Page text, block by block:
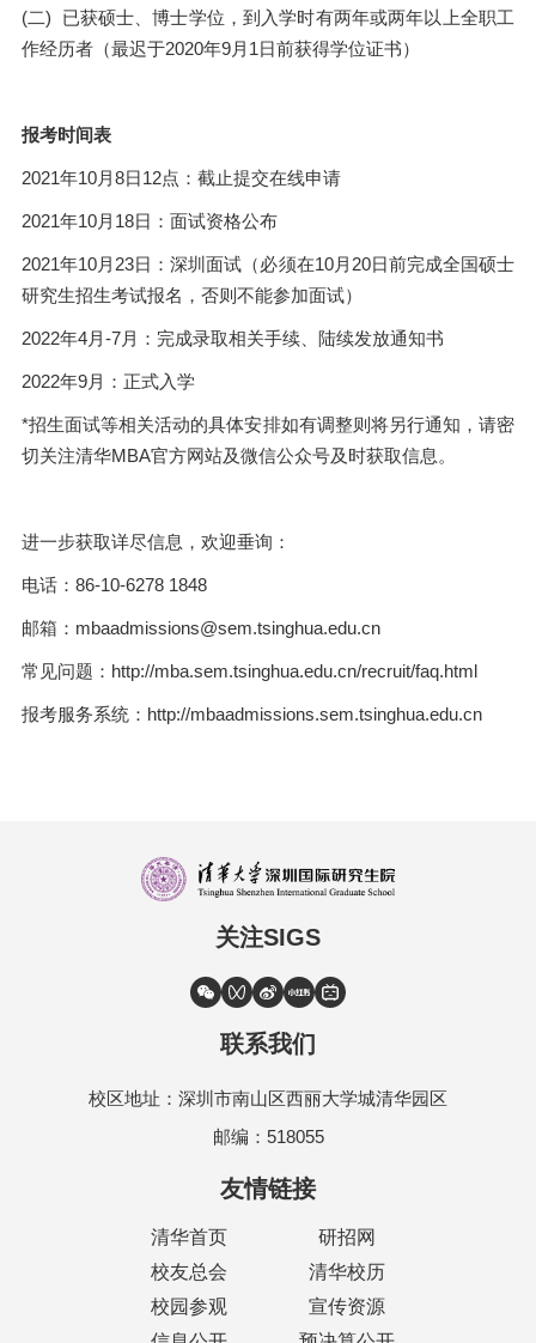
(二) 已获硕士、博士学位，到入学时有两年或两年以上全职工
作经历者（最迟于2020年9月1日前获得学位证书）
报考时间表
2021年10月8日12点：截止提交在线申请
2021年10月18日：面试资格公布
2021年10月23日：深圳面试（必须在10月20日前完成全国硕士
研究生招生考试报名，否则不能参加面试）
2022年4月-7月：完成录取相关手续、陆续发放通知书
2022年9月：正式入学
*招生面试等相关活动的具体安排如有调整则将另行通知，请密
切关注清华MBA官方网站及微信公众号及时获取信息。
进一步获取详尽信息，欢迎垂询：
电话：86-10-6278 1848
邮箱：mbaadmissions@sem.tsinghua.edu.cn
常见问题：http://mba.sem.tsinghua.edu.cn/recruit/faq.html
报考服务系统：http://mbaadmissions.sem.tsinghua.edu.cn
关注SIGS
联系我们
校区地址：深圳市南山区西丽大学城清华园区
邮编：518055
友情链接
清华首页
研招网
校友总会
清华校历
校园参观
宣传资源